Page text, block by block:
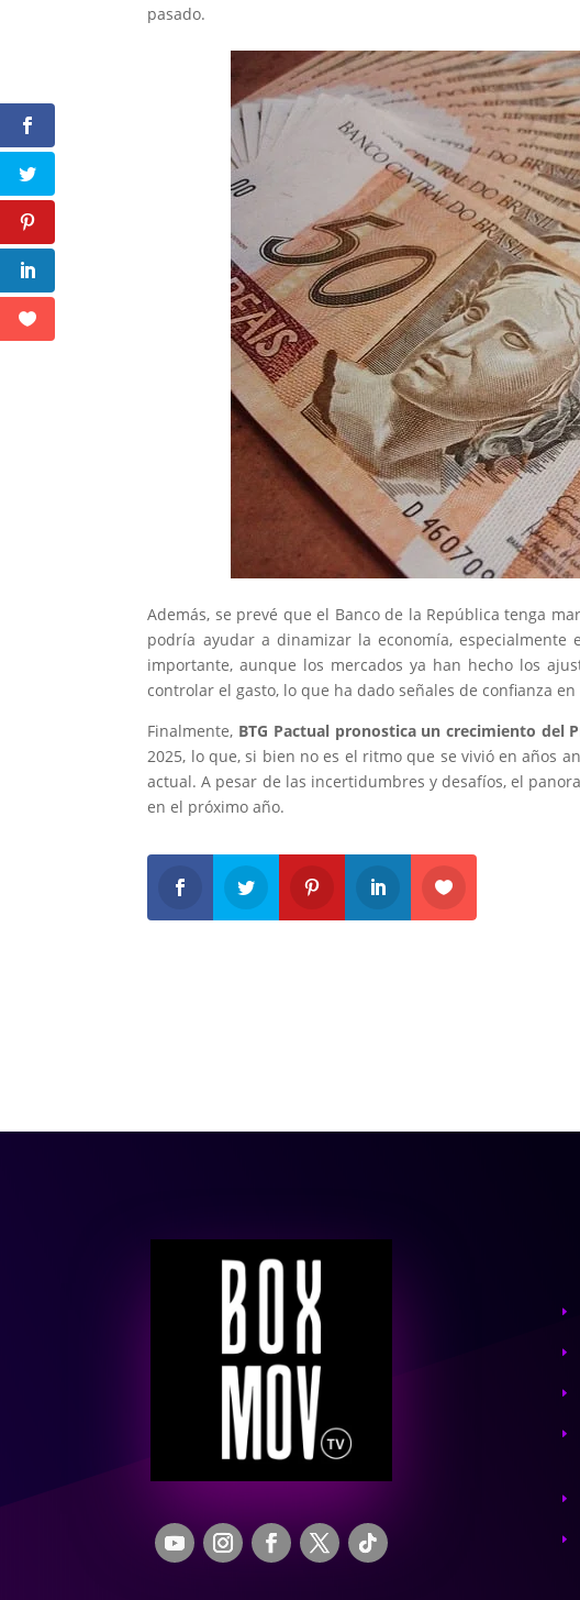
pasado.
Además, se prevé que el Banco de la República tenga
podría ayudar a dinamizar la economía,
importante, aunque los mercados ya han hecho los
controlar el gasto, lo que ha dado señales de confianza en
Finalmente, BTG Pactual pronostica un crecimiento del
2025, lo que, si bien no es el ritmo que se vivió en años
actual. A pesar de las incertidumbres y desafíos, el
en el próximo año.
E
E
E
E
E
E